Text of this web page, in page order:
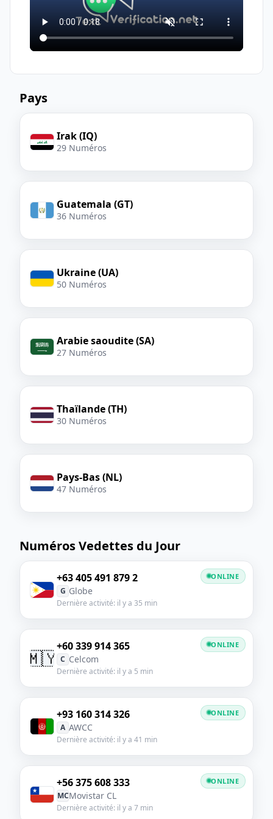
Pays
Irak (IQ)
29 Numéros
Guatemala (GT)
36 Numéros
Ukraine (UA)
50 Numéros
Arabie saoudite (SA)
27 Numéros
Thaïlande (TH)
30 Numéros
Pays-Bas (NL)
47 Numéros
Numéros Vedettes du Jour
+63 405 491 879 2
G Globe
Dernière activité: il y a 35 min
ONLINE
🇲🇾
+60 339 914 365
C Celcom
Dernière activité: il y a 5 min
ONLINE
+93 160 314 326
A AWCC
Dernière activité: il y a 41 min
ONLINE
+56 375 608 333
MCMovistar CL
Dernière activité: il y a 7 min
ONLINE